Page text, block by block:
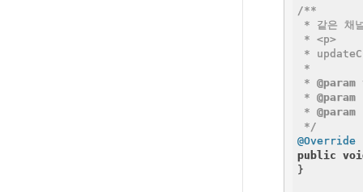
/**
* 같은 채
* <p>
*
*
* @param
* @param
* @param
*/
@Override
public
}